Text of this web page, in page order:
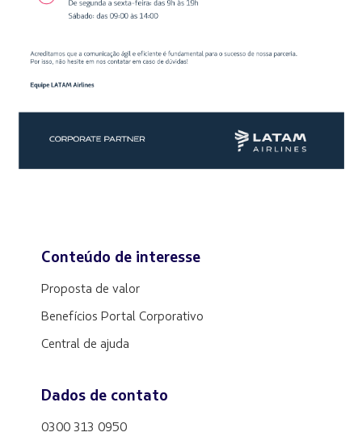
Conteúdo de interesse
Proposta de valor
Benefícios Portal Corporativo
Central de ajuda
Dados de contato
0300 313 0950